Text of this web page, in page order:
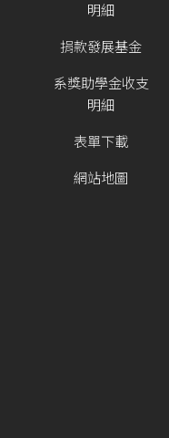
明細
捐款發展基金
系獎助學金收支
明細
表單下載
網站地圖